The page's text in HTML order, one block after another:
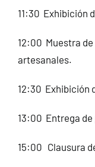
11:30 Exhibición
12:00 Muestra
artesanales.
12:30 Exhibición
13:00 Entrega
15:00 Clausura